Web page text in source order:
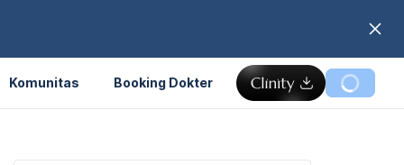
Komunitas Booking Dokter